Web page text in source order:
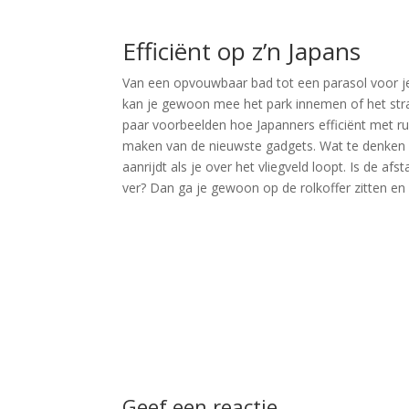
Efficiënt op z’n Japans
Van een opvouwbaar bad tot een parasol voor
kan je gewoon mee het park innemen of het
paar voorbeelden hoe Japanners efficiënt met
maken van de nieuwste gadgets. Wat te
aanrijdt als je over het vliegveld loopt. Is de
ver? Dan ga je gewoon op de rolkoffer zitten